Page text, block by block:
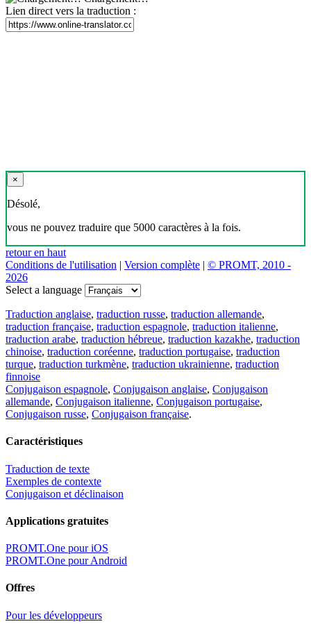
Lien direct vers la traduction :
×
Désolé,
vous ne pouvez traduire que 5000 caractères à la fois.
retour en haut
Conditions de l'utilisation | Version complète | © PROMT, 2010 -
2026
Select a language
Traduction anglaise, traduction russe, traduction allemande,
traduction française, traduction espagnole, traduction italienne,
traduction arabe, traduction hébreue, traduction kazakhe, traduction
chinoise, traduction coréenne, traduction portugaise, traduction
turque, traduction turkmène, traduction ukrainienne, traduction
finnoise
Conjugaison espagnole, Conjugaison anglaise, Conjugaison
allemande, Conjugaison italienne, Conjugaison portugaise,
Conjugaison russe, Conjugaison française.
Caractéristiques
Traduction de texte
Exemples de contexte
Conjugaison et déclinaison
Applications gratuites
PROMT.One pour iOS
PROMT.One pour Android
Offres
Pour les développeurs